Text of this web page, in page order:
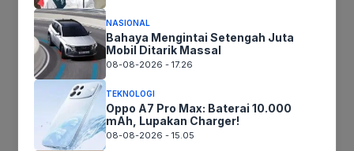
Tinggalkan komentar
Komentar
NASIONAL
Bahaya Mengintai Setengah Juta
Mobil Ditarik Massal
08-08-2026 - 17.26
TEKNOLOGI
Oppo A7 Pro Max: Baterai 10.000
mAh, Lupakan Charger!
08-08-2026 - 15.05